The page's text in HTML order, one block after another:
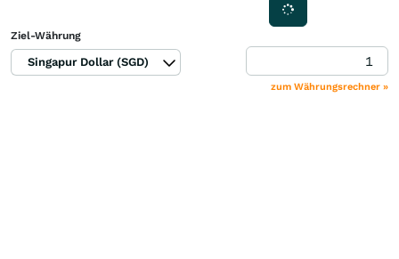
Ziel-Währung
Singapur Dollar (SGD)
zum Währungsrechner »